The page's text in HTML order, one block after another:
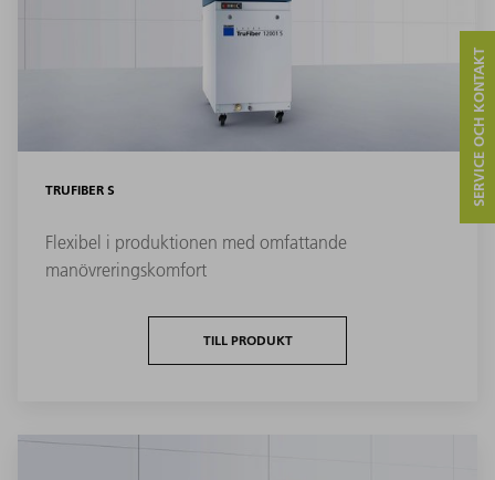
TRUFIBER S
Flexibel i produktionen med omfattande
manövreringskomfort
TILL PRODUKT
SERVICE OCH KONTAKT